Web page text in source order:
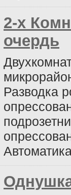
2-х
очердь
Разводка